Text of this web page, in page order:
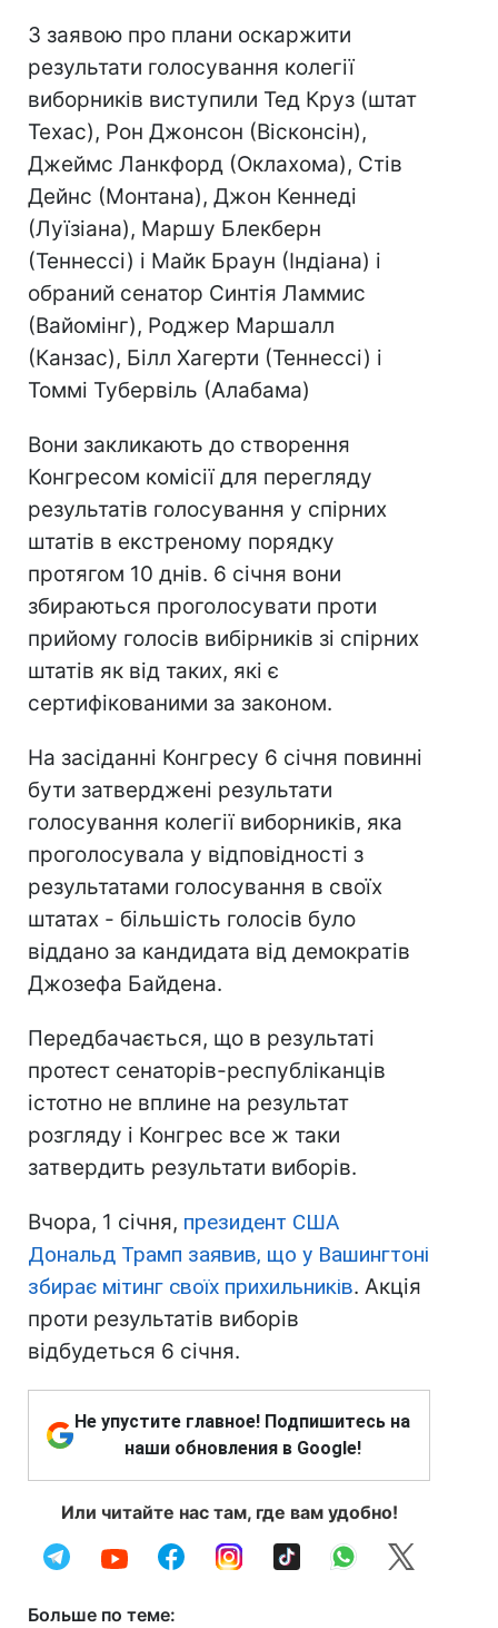
З заявою про плани оскаржити
результати голосування колегії
виборників виступили Тед Круз (штат
Техас), Рон Джонсон (Вісконсін),
Джеймс Ланкфорд (Оклахома), Стів
Дейнс (Монтана), Джон Кеннеді
(Луїзіана), Маршу Блекберн
(Теннессі) і Майк Браун (Індіана) і
обраний сенатор Синтія Ламмис
(Вайомінг), Роджер Маршалл
(Канзас), Білл Хагерти (Теннессі) і
Томмі Тубервіль (Алабама)
Вони закликають до створення
Конгресом комісії для перегляду
результатів голосування у спірних
штатів в екстреному порядку
протягом 10 днів. 6 січня вони
збираються проголосувати проти
прийому голосів вибірників зі спірних
штатів як від таких, які є
сертифікованими за законом.
На засіданні Конгресу 6 січня повинні
бути затверджені результати
голосування колегії виборників, яка
проголосувала у відповідності з
результатами голосування в своїх
штатах - більшість голосів було
віддано за кандидата від демократів
Джозефа Байдена.
Передбачається, що в результаті
протест сенаторів-республіканців
істотно не вплине на результат
розгляду і Конгрес все ж таки
затвердить результати виборів.
Вчора, 1 січня, президент США
Дональд Трамп заявив, що у Вашингтоні
збирає мітинг своїх прихильників. Акція
проти результатів виборів
відбудеться 6 січня.
Не упустите главное! Подпишитесь на
наши обновления в Google!
Или читайте нас там, где вам удобно!
Больше по теме: